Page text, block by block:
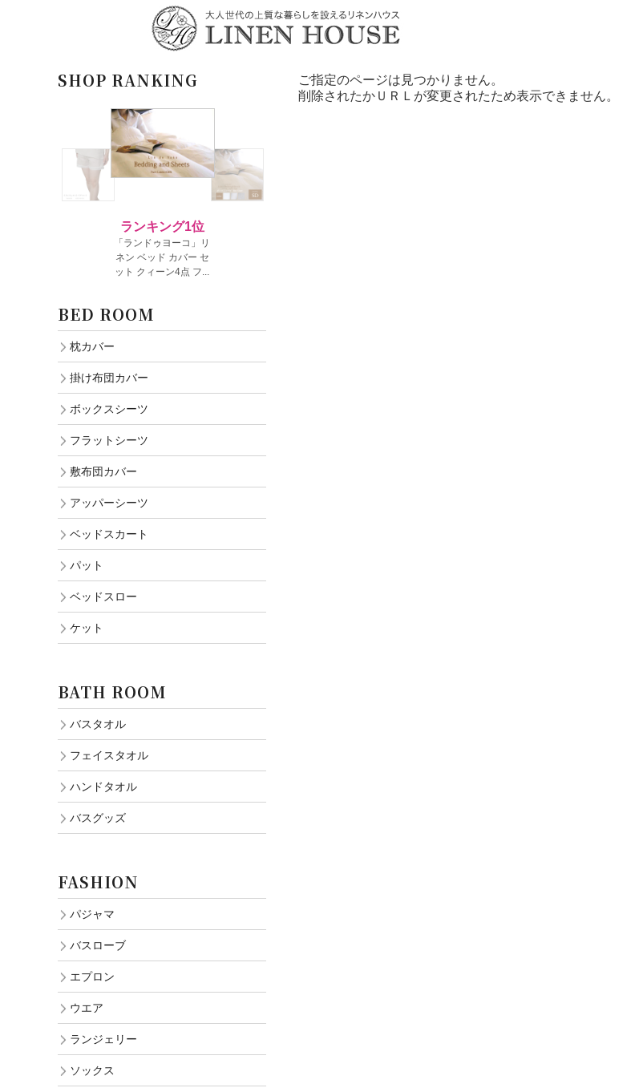
ご指定のページは見つかりません。
削除されたかＵＲＬが変更されたため表示できません。
SHOP RANKING
BED ROOM
枕カバー
掛け布団カバー
ボックスシーツ
フラットシーツ
敷布団カバー
アッパーシーツ
ベッドスカート
パット
ベッドスロー
ケット
BATH ROOM
バスタオル
フェイスタオル
ハンドタオル
バスグッズ
FASHION
パジャマ
バスローブ
エプロン
ウエア
ランジェリー
ソックス